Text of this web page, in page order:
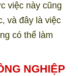
việc này cũng
và đây là việc
có thể làm
NGHIỆP